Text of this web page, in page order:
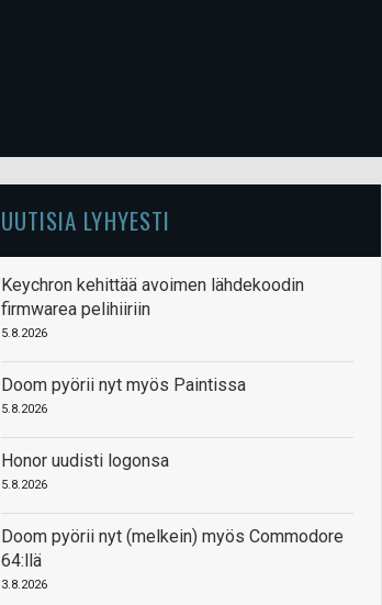
UUTISIA LYHYESTI
Keychron kehittää avoimen lähdekoodin
firmwarea pelihiiriin
5.8.2026
Doom pyörii nyt myös Paintissa
5.8.2026
Honor uudisti logonsa
5.8.2026
Doom pyörii nyt (melkein) myös Commodore
64:llä
3.8.2026